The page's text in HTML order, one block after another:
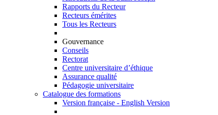
Rapports du Recteur
Recteurs émérites
Tous les Recteurs
Gouvernance
Conseils
Rectorat
Centre universitaire d’éthique
Assurance qualité
Pédagogie universitaire
Catalogue des formations
Version française - English Version